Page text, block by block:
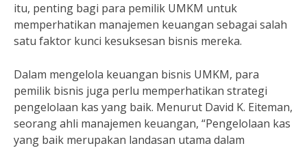
itu, penting bagi para pemilik UMKM untuk
memperhatikan manajemen keuangan sebagai salah
satu faktor kunci kesuksesan bisnis mereka.
Dalam mengelola keuangan bisnis UMKM, para
pemilik bisnis juga perlu memperhatikan strategi
pengelolaan kas yang baik. Menurut David K. Eiteman,
seorang ahli manajemen keuangan, “Pengelolaan kas
yang baik merupakan landasan utama dalam